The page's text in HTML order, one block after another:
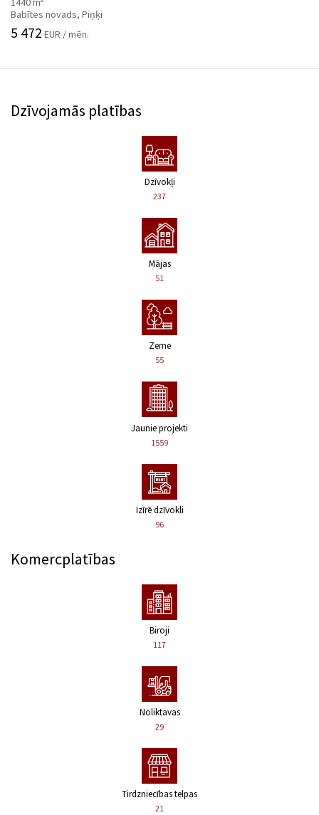
Babītes novads, Piņķi
5 472 EUR / mēn.
Dzīvojamās platības
Dzīvokļi
237
Mājas
51
Zeme
55
Jaunie projekti
1559
Izīrē dzīvokli
96
Komercplatības
Biroji
117
Noliktavas
29
Tirdzniecības telpas
21